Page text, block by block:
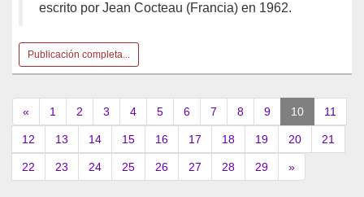
escrito por Jean Cocteau (Francia) en 1962.
Publicación completa...
« 1 2 3 4 5 6 7 8 9 10(current)
11
12 13 14 15 16 17 18 19 20 21
22 23 24 25 26 27 28 29 »